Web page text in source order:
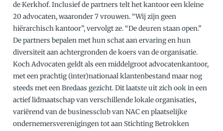
de Kerkhof. Inclusief de partners telt het kantoor een kleine
20 advocaten, waaronder 7 vrouwen. “Wij zijn geen
hiërarchisch kantoor”, vervolgt ze. “De deuren staan open.”
De partners bepalen met hun schat aan ervaring en hun
diversiteit aan achtergronden de koers van de organisatie.
Koch Advocaten geldt als een middelgroot advocatenkantoor,
met een prachtig (inter)nationaal klantenbestand maar nog
steeds met een Bredaas gezicht. Dit laatste uit zich ook in een
actief lidmaatschap van verschillende lokale organisaties,
variërend van de businessclub van NAC en plaatselijke
ondernemersverenigingen tot aan Stichting Betrokken